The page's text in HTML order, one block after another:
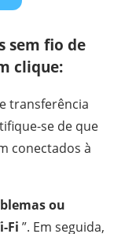
sem fio de
clique:
transferência
se de que
conectados à
ou
Fi ”. Em seguida,